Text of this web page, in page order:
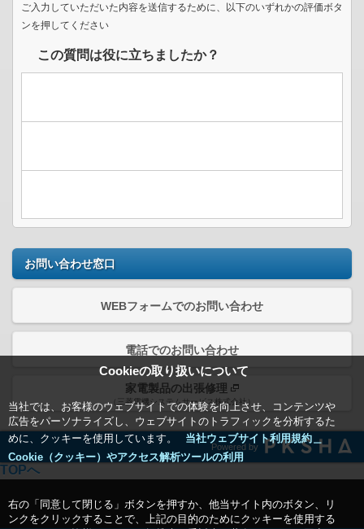
Cookieの取り扱いについて
当社では、お客様のウェブサイトでの体験を向上させ、コンテンツや
広告をパーソナライズし、ウェブサイトのトラフィックを分析するた
めに、クッキーを使用しています。
当社ウェブサイト利用規約＿
Cookie（クッキー）やアクセス解析ツールの利用
右の「同意して閉じる」ボタンを押すか、他当サイト内のボタン、リ
ンクをクリックすることで、上記の目的のためにクッキーを使用する
ご入力していただいた内容を送信するために、以下のいずれかの評価ボタ
ンを押してください
この質問は役に立ちましたか？
お問い合わせ窓口
WEBフォームでのお問い合わせ
電話でのお問い合わせ
家電製品の出張修理
（三菱電機システムサービス株式会社）
Powered by
TOPへ